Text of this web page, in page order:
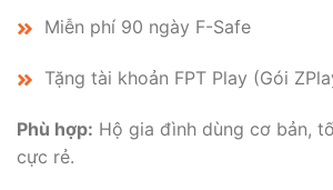
Miễn phí 90 ngày F-Safe
Tặng tài khoản FPT Play (Gói
Phù hợp: Hộ gia đình dùng cơ bản,
cực rẻ.